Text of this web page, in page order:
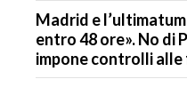
Madrid e
entro 48 ore». No di
impone controlli